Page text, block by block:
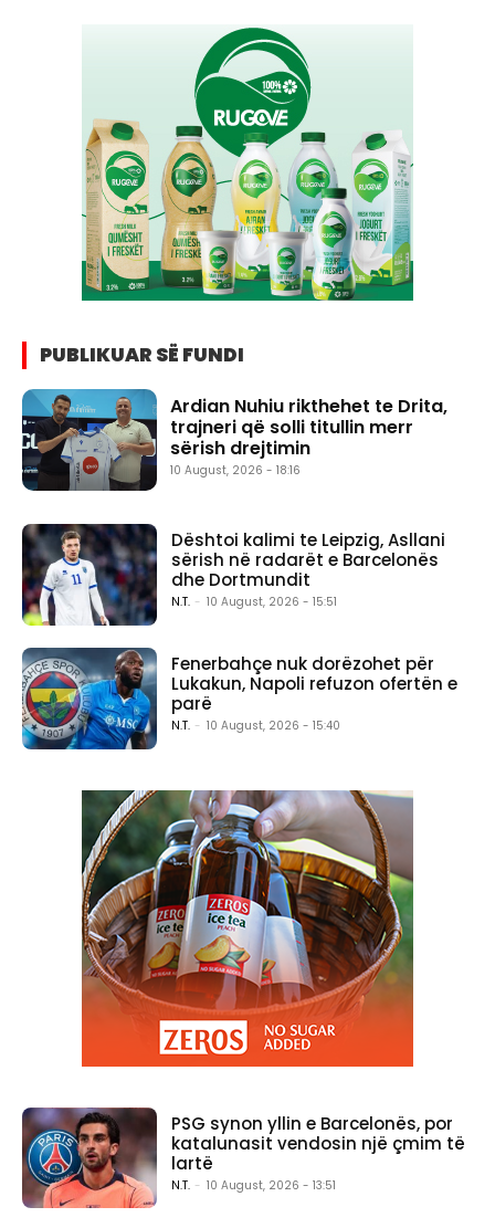
PUBLIKUAR SË FUNDI
Ardian Nuhiu rikthehet te Drita,
trajneri që solli titullin merr
sërish drejtimin
10 August, 2026 - 18:16
Dështoi kalimi te Leipzig, Asllani
sërish në radarët e Barcelonës
dhe Dortmundit
N.T. - 10 August, 2026 - 15:51
Fenerbahçe nuk dorëzohet për
Lukakun, Napoli refuzon ofertën e
parë
N.T. - 10 August, 2026 - 15:40
PSG synon yllin e Barcelonës, por
katalunasit vendosin një çmim të
lartë
N.T. - 10 August, 2026 - 13:51